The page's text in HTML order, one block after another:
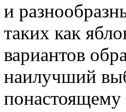
и
таких как
вариантов
наилучший
понастоящему